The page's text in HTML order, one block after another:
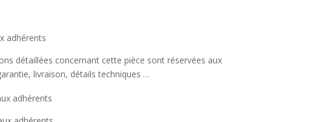
adhérents
détaillées concernant cette pièce sont réservées aux
livraison, détails techniques …
adhérents